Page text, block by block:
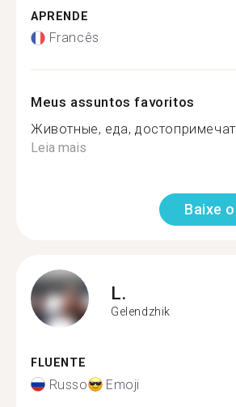
APRENDE
Francês
Meus assuntos favoritos
Животные, еда,
Leia mais
Baixe
L.
Gelendzhik
FLUENTE
Russo Emoji